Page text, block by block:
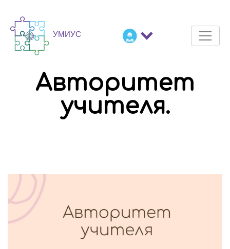
Авторитет
учителя.